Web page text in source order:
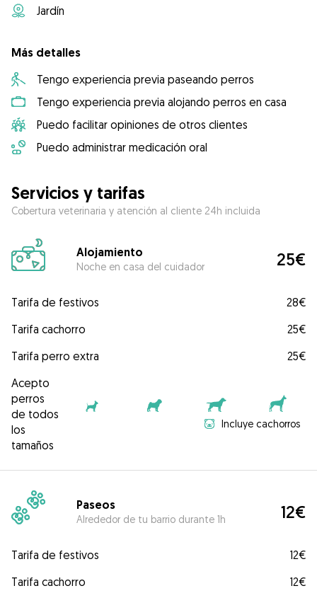
Jardín
Más detalles
Tengo experiencia previa paseando perros
Tengo experiencia previa alojando perros en casa
Puedo facilitar opiniones de otros clientes
Puedo administrar medicación oral
Servicios y tarifas
Cobertura veterinaria y atención al cliente 24h incluida
Alojamiento
Noche en casa del cuidador 25€
Tarifa de festivos
28€
Tarifa cachorro
25€
Tarifa perro extra
25€
Acepto
perros
de todos
los
tamaños
Incluye cachorros
Paseos
Alrededor de tu barrio durante 1h 12€
Tarifa de festivos
12€
Tarifa cachorro
12€